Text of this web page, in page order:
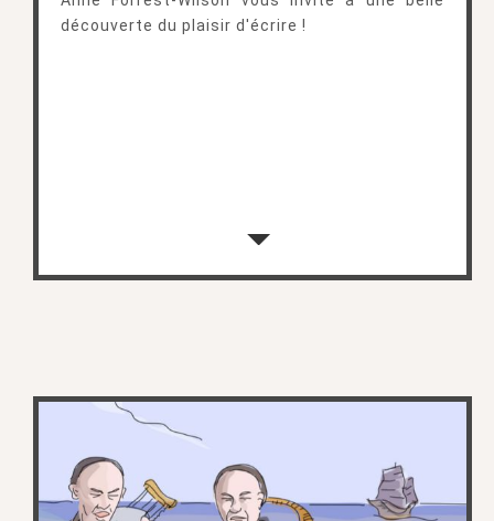
découverte du plaisir d'écrire !